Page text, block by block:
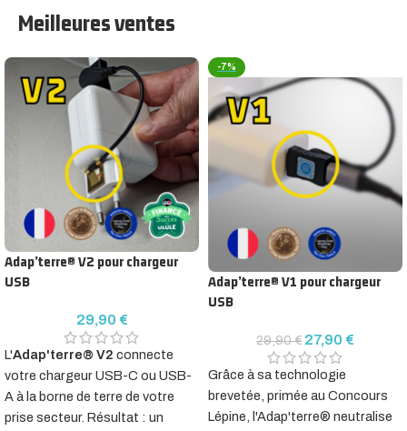
Meilleures ventes
Adap’terre® V2 pour chargeur
USB
29,90 €
L'Adap'terre® V2 connecte
votre chargeur USB-C ou USB-
A à la borne de terre de votre
prise secteur. Résultat : un
-7%
Adap’terre® V1 pour chargeur
USB
29,90€ 27,90 €
Grâce à sa technologie
brevetée, primée au Concours
Lépine, l'Adap'terre® neutralise